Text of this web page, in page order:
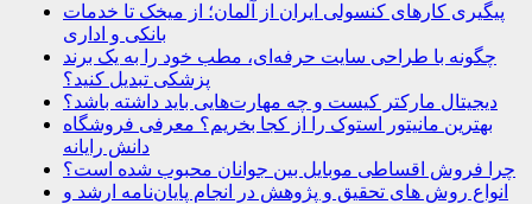
پیگیری کارهای کنسولی ایران از آلمان؛ از میخک تا خدمات
بانکی و اداری
چگونه با طراحی سایت حرفه‌ای، مطب خود را به یک برند
پزشکی تبدیل کنید؟
دیجیتال مارکتر کیست و چه مهارت‌هایی باید داشته باشد؟
بهترین مانیتور استوک را از کجا بخریم؟ معرفی فروشگاه
دانش رایانه
چرا فروش اقساطی موبایل بین جوانان محبوب شده است؟
انواع روش های تحقیق و پژوهش در انجام پایان‌نامه ارشد و